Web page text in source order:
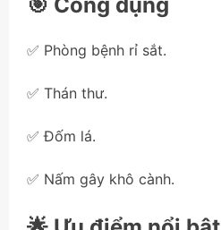
✅ Phòng bệnh rỉ sắt.
✅ Thán thư.
✅ Đốm lá.
✅ Nấm gây khô cành.